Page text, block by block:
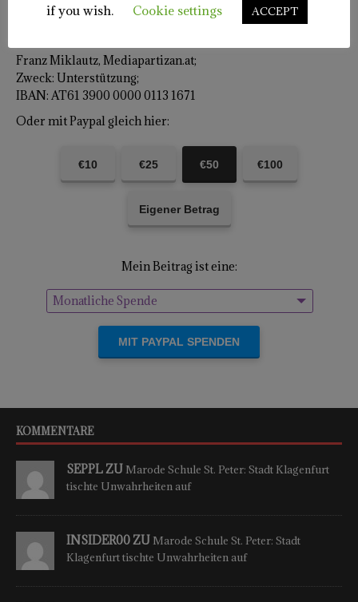
unterstützen. Danke dafür!
Franz Miklautz, Mediapartizan.at;
Zweck: Unterstützung;
IBAN: AT61 3900 0000 0113 1671
Oder mit Paypal gleich hier:
€10 €25 €50 €100
Eigener Betrag
Mein Beitrag ist eine:
Einmalige Spende
Monatliche Spende
KOMMENTARE
SEPPL ZU Marode Schule St. Peter: Stadt Klagenfurt
tischte Unwahrheiten auf
INSIDER00 ZU Marode Schule St. Peter: Stadt
Klagenfurt tischte Unwahrheiten auf
if you wish.
Cookie settings ACCEPT